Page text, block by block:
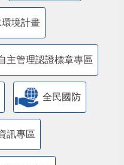
境計畫
主管理認證標章專區
全民國防
訊專區